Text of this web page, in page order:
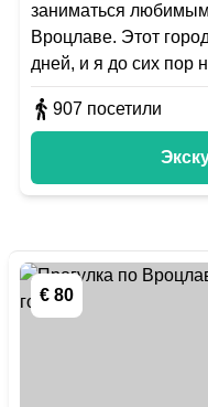
заниматься
Вроцлаве. Этот
дней, и я до сих пор
907 посетили
€ 80